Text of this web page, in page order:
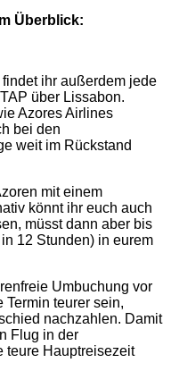
Überblick:
ihr außerdem jede
über Lissabon.
Azores Airlines
bei den
weit im Rückstand
mit einem
könnt ihr euch auch
müsst dann aber bis
12 Stunden) in eurem
Umbuchung vor
Termin teurer sein,
nachzahlen. Damit
Flug in der
teure Hauptreisezeit